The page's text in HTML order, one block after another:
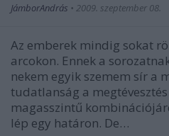
JámborAndrás • 2009. szeptember 08.
Az emberek mindig sokat
arcokon. Ennek a
nekem egyik szemem sír a
tudatlanság a
magasszintű
lép egy határon. De…